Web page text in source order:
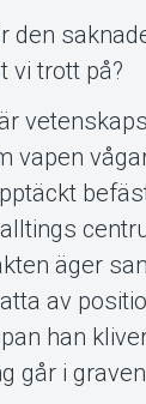
Om
den
vi trott på?
vapen
äger
av
han
går i